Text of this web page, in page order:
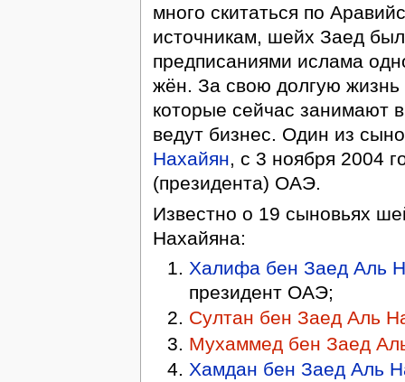
много скитаться по
источникам, шейх Заед
предписаниями ислама
жён. За свою долгую
которые сейчас занимают
ведут бизнес. Один из
Нахайян, с 3 ноября 2004
(президента) ОАЭ.
Известно о 19 сыновьях
Нахайяна:
Халифа бен Заед Аль
президент ОАЭ;
Султан бен Заед Аль
Мухаммед бен Заед
Хамдан бен Заед Аль